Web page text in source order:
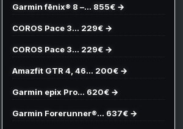
Garmin fēnix® 8 –… 855€ →
COROS Pace 3… 229€ →
COROS Pace 3… 229€ →
Amazfit GTR 4, 46… 200€ →
Garmin epix Pro… 620€ →
Garmin Forerunner®… 637€ →